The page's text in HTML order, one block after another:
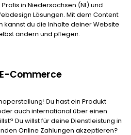
in Niedersachsen (NI) und
Lösungen. Mit dem Content
kannst du die Inhalte deiner Website
ändern und pflegen.
Commerce
Du hast ein Produkt
auch international über einen
Du willst für deine Dienstleistung in
Online Zahlungen akzeptieren?